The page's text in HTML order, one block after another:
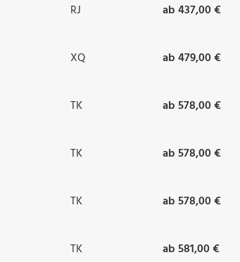
RJ ab 437,00 €
XQ ab 479,00 €
TK ab 578,00 €
TK ab 578,00 €
TK ab 578,00 €
TK ab 581,00 €